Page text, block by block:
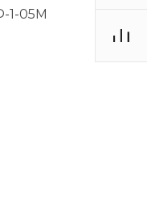
1-05М